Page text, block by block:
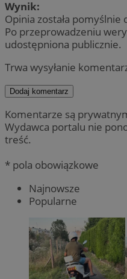
Wynik:
Opinia została pomyślnie
Po przeprowadzeniu
udostępniona publicznie.
Trwa wysyłanie
Dodaj komentarz
Komentarze są
Wydawca portalu nie
treść.
* pola obowiązkowe
Najnowsze
Popularne